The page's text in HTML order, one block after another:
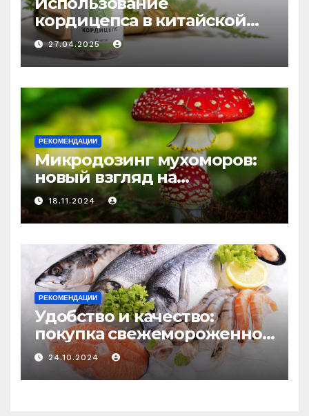
кордицепса в китайской
медицине: природное
средство против усталости
и истощения
27.04.2025
РЕКОМЕНДАЦИИ
Микродозинг мухоморов:
новый взгляд на
психоделику
18.11.2024
РЕКОМЕНДАЦИИ
Удобство и качество:
покупка свежемороженной
рыбы онлайн
24.10.2024